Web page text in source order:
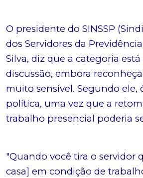
O presidente do SINSSP
dos Servidores da
Silva, diz que a categoria está
discussão, embora
muito sensível. Segundo ele,
política, uma vez que a
trabalho presencial poderia
"Quando você tira o servidor
casa] em condição de